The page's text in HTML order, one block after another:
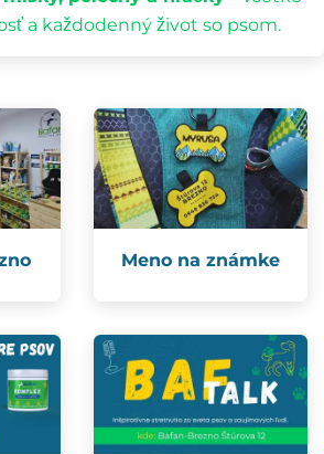
a každodenný život so psom.
Meno na známke